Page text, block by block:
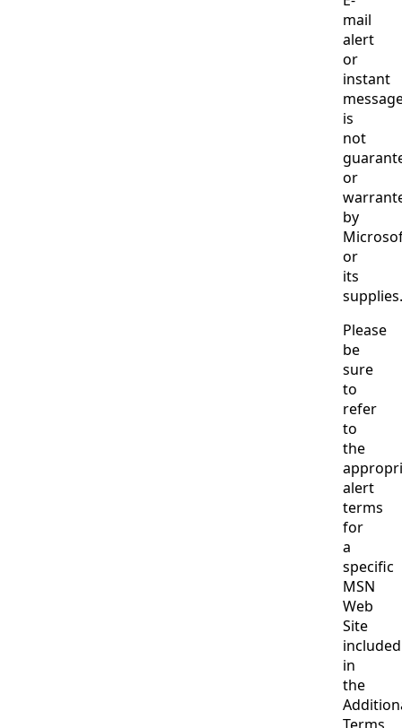
mail
alert
or
instant
is
not
or
by
or
its
supplies.
Please
be
sure
to
refer
to
the
alert
terms
for
a
specific
MSN
Web
Site
included
in
the